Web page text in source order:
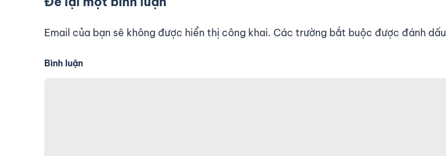
Email của bạn sẽ không được hiển thị công khai. Các trường bắt buộc được đánh dấu
Bình luận